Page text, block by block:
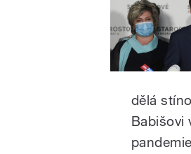
dělá
Babišovi